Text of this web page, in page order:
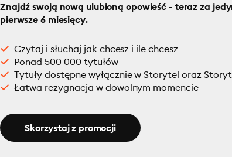
Znajdź swoją nową ulubioną opowieść - teraz za
pierwsze 6 miesięcy.
Czytaj i słuchaj jak chcesz i ile chcesz
Ponad 500 000 tytułów
Tytuły dostępne wyłącznie w Storytel oraz
Łatwa rezygnacja w dowolnym momencie
Skorzystaj z promocji